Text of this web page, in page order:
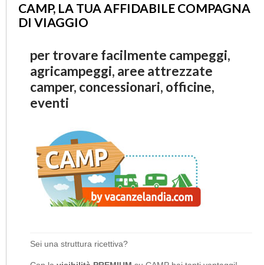
CAMP, LA TUA AFFIDABILE COMPAGNA
DI VIAGGIO
per trovare facilmente campeggi,
agricampeggi, aree attrezzate
camper, concessionari, officine,
eventi
Sei una struttura ricettiva?